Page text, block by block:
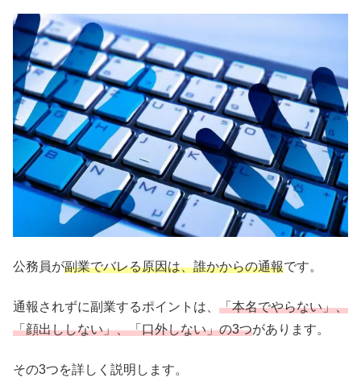
公務員が副業でバレる原因は、誰かからの通報です。
通報されずに副業するポイントは、 「本名でやらない」、
「顔出ししない」、「口外しない」の3つがあります。
その3つを詳しく説明します。